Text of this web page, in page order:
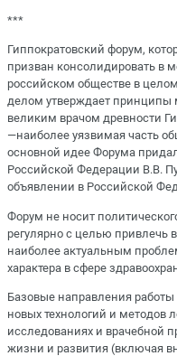
***
Гиппократовский форум,
призван консолидировать в
российском обществе в
делом утверждает
великим врачом древности
—наиболее уязвимая часть
основной идее Форума
Российской Федерации В.В.
объявлении в Российской
Форум не носит
регулярно с целью привлечь
наиболее актуальным
характера в сфере
Базовые направления
новых технологий и методов
исследованиях и врачебной
жизни и развития (включая